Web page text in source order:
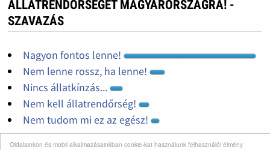
Oldalainkon és mobil alkalmazásainkban cookie-kat használunk felhasználói élmény
ÁLLATRENDŐRSÉGET MAGYARORSZÁGRA! -
SZAVAZÁS
Nagyon fontos lenne!
Nem lenne rossz, ha lenne!
Nincs állatkínzás...
Nem kell állatrendőrség!
Nem tudom mi ez az egész!